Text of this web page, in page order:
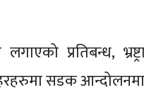
प्रतिबन्ध,
सडक आन्दोलनमा